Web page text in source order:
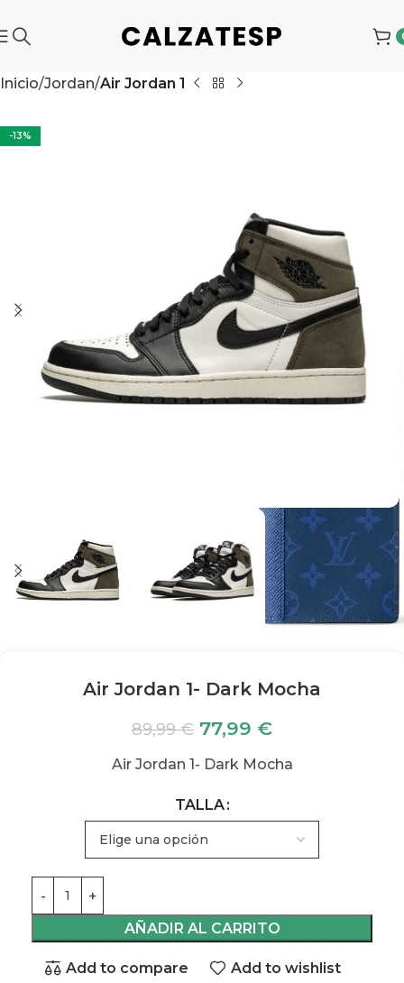
Inicio Jordan Air Jordan 1
-13%
Air Jordan 1- Dark Mocha
89,99€ 77,99 €
Air Jordan 1- Dark Mocha
TALLA
AÑADIR AL CARRITO
Add to compare Add to wishlist